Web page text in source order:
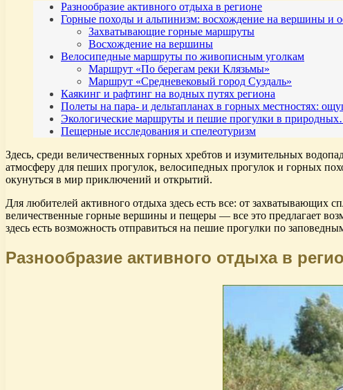
Разнообразие активного отдыха в регионе
Горные походы и альпинизм: восхождение на вершины и
Захватывающие горные маршруты
Восхождение на вершины
Велосипедные маршруты по живописным уголкам
Маршрут «По берегам реки Клязьмы»
Маршрут «Средневековый город Суздаль»
Каякинг и рафтинг на водных путях региона
Полеты на пара- и дельтапланах в горных местностях:
Экологические маршруты и пешие прогулки в
Пещерные исследования и спелеотуризм
Здесь, среди величественных горных хребтов и изумительных
атмосферу для пеших прогулок, велосипедных прогулок и горных
окунуться в мир приключений и открытий.
Для любителей активного отдыха здесь есть все: от захватывающих
величественные горные вершины и пещеры — все это предлагает
здесь есть возможность отправиться на пешие прогулки по
Разнообразие активного отдыха в